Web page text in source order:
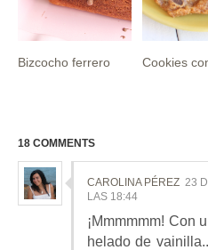
Bizcocho ferrero Cookies
18 COMMENTS
CAROLINA PÉREZ 23
LAS 18:44
¡Mmmmmm! Con
helado de